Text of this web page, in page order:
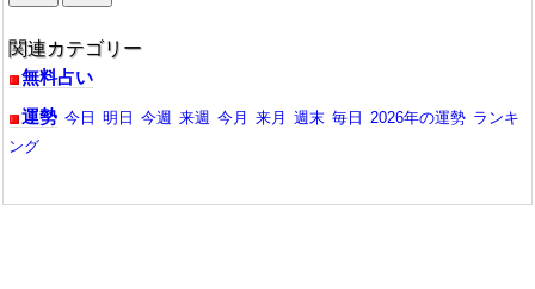
関連カテゴリー
無料占い
運勢 今日 明日 今週 来週 今月 来月 週末 毎日 2026年の運勢 ランキ
ング